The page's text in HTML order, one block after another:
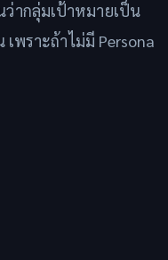
ากลุ่มเป้าหมายเป็น
พราะถ้าไม่มี Persona